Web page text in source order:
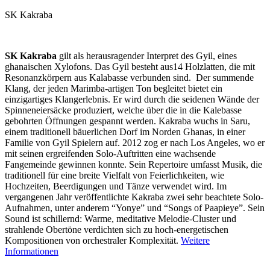
SK Kakraba
SK Kakraba gilt als herausragender Interpret des Gyil, eines
ghanaischen Xylofons. Das Gyil besteht aus14 Holzlatten, die mit
Resonanzkörpern aus Kalabasse verbunden sind. Der summende
Klang, der jeden Marimba-artigen Ton begleitet bietet ein
einzigartiges Klangerlebnis. Er wird durch die seidenen Wände der
Spinneneiersäcke produziert, welche über die in die Kalebasse
gebohrten Öffnungen gespannt werden. Kakraba wuchs in Saru,
einem traditionell bäuerlichen Dorf im Norden Ghanas, in einer
Familie von Gyil Spielern auf. 2012 zog er nach Los Angeles, wo er
mit seinen ergreifenden Solo-Auftritten eine wachsende
Fangemeinde gewinnen konnte. Sein Repertoire umfasst Musik, die
traditionell für eine breite Vielfalt von Feierlichkeiten, wie
Hochzeiten, Beerdigungen und Tänze verwendet wird. Im
vergangenen Jahr veröffentlichte Kakraba zwei sehr beachtete Solo-
Aufnahmen, unter anderem “Yonye” und “Songs of Paapieye”. Sein
Sound ist schillernd: Warme, meditative Melodie-Cluster und
strahlende Obertöne verdichten sich zu hoch-energetischen
Kompositionen von orchestraler Komplexität. Weitere
Informationen